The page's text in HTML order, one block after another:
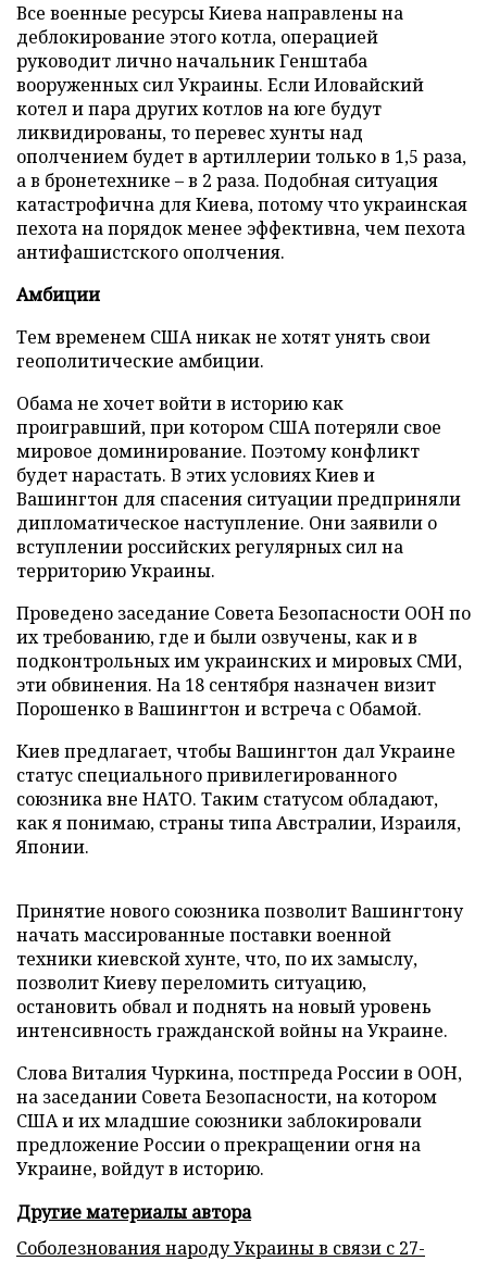
Все военные ресурсы Киева направлены на
деблокирование этого котла, операцией
руководит лично начальник Генштаба
вооруженных сил Украины. Если Иловайский
котел и пара других котлов на юге будут
ликвидированы, то перевес хунты над
ополчением будет в артиллерии только в 1,5 раза,
а в бронетехнике – в 2 раза. Подобная ситуация
катастрофична для Киева, потому что украинская
пехота на порядок менее эффективна, чем пехота
антифашистского ополчения.
Амбиции
Тем временем США никак не хотят унять свои
геополитические амбиции.
Обама не хочет войти в историю как
проигравший, при котором США потеряли свое
мировое доминирование. Поэтому конфликт
будет нарастать. В этих условиях Киев и
Вашингтон для спасения ситуации предприняли
дипломатическое наступление. Они заявили о
вступлении российских регулярных сил на
территорию Украины.
Проведено заседание Совета Безопасности ООН по
их требованию, где и были озвучены, как и в
подконтрольных им украинских и мировых СМИ,
эти обвинения. На 18 сентября назначен визит
Порошенко в Вашингтон и встреча с Обамой.
Киев предлагает, чтобы Вашингтон дал Украине
статус специального привилегированного
союзника вне НАТО. Таким статусом обладают,
как я понимаю, страны типа Австралии, Израиля,
Японии.
Принятие нового союзника позволит Вашингтону
начать массированные поставки военной
техники киевской хунте, что, по их замыслу,
позволит Киеву переломить ситуацию,
остановить обвал и поднять на новый уровень
интенсивность гражданской войны на Украине.
Слова Виталия Чуркина, постпреда России в ООН,
на заседании Совета Безопасности, на котором
США и их младшие союзники заблокировали
предложение России о прекращении огня на
Украине, войдут в историю.
Другие материалы автора
Соболезнования народу Украины в связи с 27-